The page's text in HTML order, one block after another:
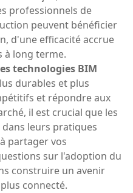
professionnels de
peuvent bénéficier
d'une efficacité accrue
à long terme.
technologies BIM
durables et plus
et répondre aux
il est crucial que les
leurs pratiques
partager vos
sur l'adoption du
construire un avenir
connecté.